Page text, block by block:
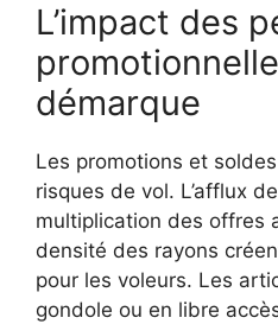
L’impact des
démarque
Les promotions et
risques de vol. L’afflux
multiplication des offres
densité des rayons
pour les voleurs. Les
gondole ou en libre